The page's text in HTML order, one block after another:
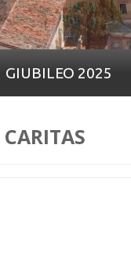
GIUBILEO 2025
CARITAS